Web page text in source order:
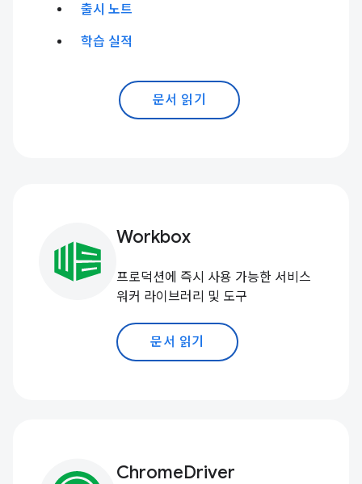
출시 노트
학습 실적
문서 읽기
Workbox
프로덕션에 즉시 사용 가능한 서비스
워커 라이브러리 및 도구
문서 읽기
ChromeDriver